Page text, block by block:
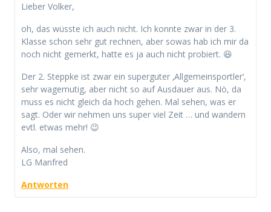
Lieber Volker,
oh, das wüsste ich auch nicht. Ich konnte zwar in der 3.
Klasse schon sehr gut rechnen, aber sowas hab ich mir da
noch nicht gemerkt, hatte es ja auch nicht probiert. 😆
Der 2. Steppke ist zwar ein superguter ‚Allgemeinsportler‘,
sehr wagemutig, aber nicht so auf Ausdauer aus. Nö, da
muss es nicht gleich da hoch gehen. Mal sehen, was er
sagt. Oder wir nehmen uns super viel Zeit … und wandern
evtl. etwas mehr! 😉
Also, mal sehen.
LG Manfred
Antworten